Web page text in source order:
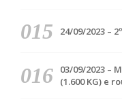
24/09/2023 –
03/09/2023 –
(1.600 KG) e